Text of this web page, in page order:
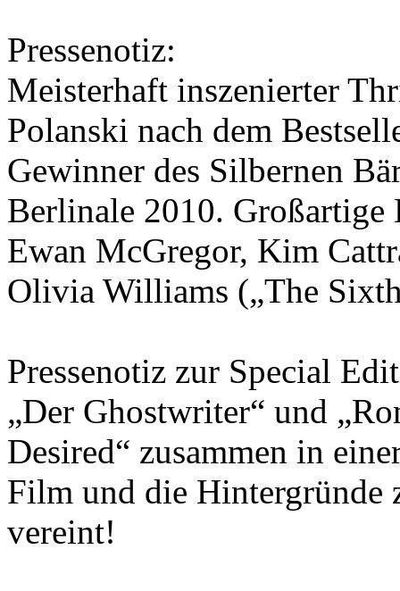
Pressenotiz:
Meisterhaft inszenierter
Polanski nach dem
Gewinner des Silbernen
Berlinale 2010. Großartige
Ewan McGregor, Kim
Olivia Williams („The
Pressenotiz zur Special
„Der Ghostwriter“ und
Desired“ zusammen in
Film und die Hintergründe
vereint!